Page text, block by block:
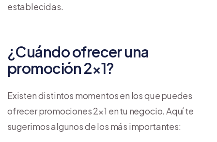
establecidas.
¿Cuándo ofrecer una
promoción 2×1?
Existen distintos momentos en los que puedes
ofrecer promociones 2×1 en tu negocio. Aquí te
sugerimos algunos de los más importantes: